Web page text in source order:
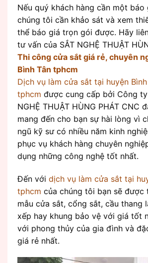
Nếu quý khách hàng cần một báo
chúng tôi cần khảo sát và xem
thể báo giá trọn gói được. Hãy
tư vấn của SẮT NGHỆ THUẬT
Thi công cửa sắt giá rẻ, chuyên
Bình Tân tphcm
Dịch vụ làm cửa sắt tại huyện
tphcm được cung cấp bởi Công
NGHỆ THUẬT HÙNG PHÁT CNC
mang đến cho bạn sự hài lòng vì
ngũ kỹ sư có nhiều năm kinh
phục vụ khách hàng chuyên
dụng những công nghệ tốt nhất.
Đến với dịch vụ làm cửa sắt tại
tphcm của chúng tôi bạn sẽ được
mẫu cửa sắt, cổng sắt, cầu thang
xếp hay khung bảo vệ với giá tốt
với phong thủy của gia đình và
giá rẻ nhất.